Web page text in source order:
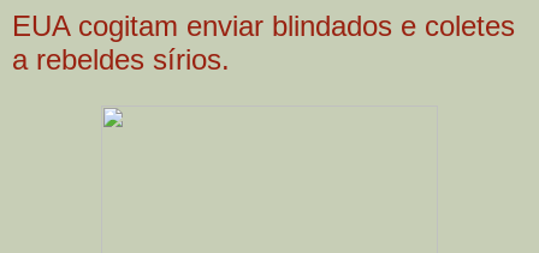
EUA cogitam enviar blindados e coletes
a rebeldes sírios.